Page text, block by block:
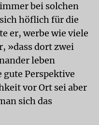
bei solchen
höflich für die
er, werbe wie viele
»dass dort zwei
leben
gute Perspektive
vor Ort sei aber
sich das